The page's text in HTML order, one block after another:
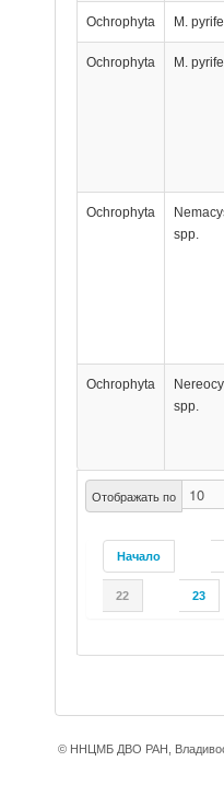
Отображать по
Начало
22 23
Ochrophyta M.
Ochrophyta M.
Ochrophyta
spp.
Ochrophyta
spp.
© ННЦМБ ДВО РАН,